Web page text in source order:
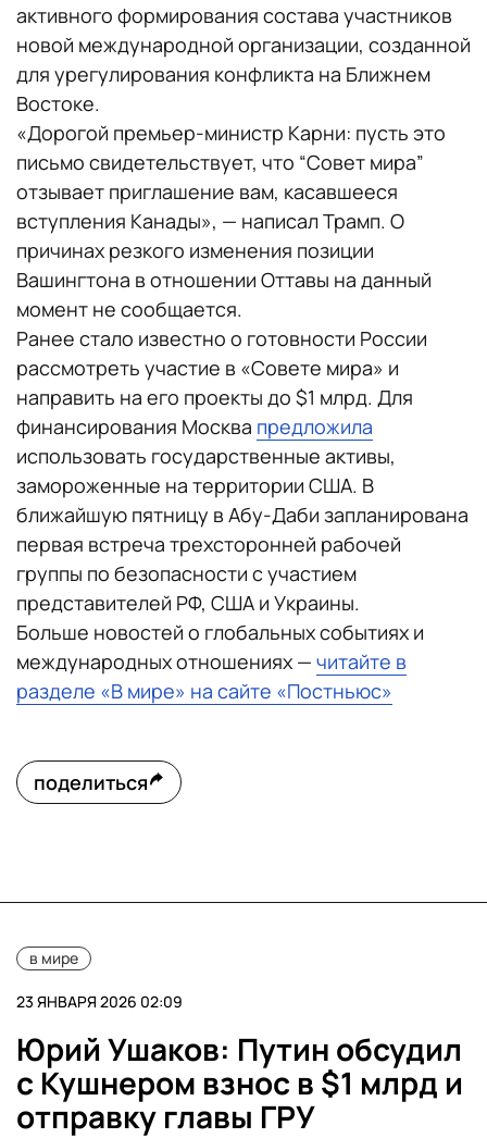
активного формирования состава участников
новой международной организации, созданной
для урегулирования конфликта на Ближнем
Востоке.
«Дорогой премьер-министр Карни: пусть это
письмо свидетельствует, что “Совет мира”
отзывает приглашение вам, касавшееся
вступления Канады», — написал Трамп. О
причинах резкого изменения позиции
Вашингтона в отношении Оттавы на данный
момент не сообщается.
Ранее стало известно о готовности России
рассмотреть участие в «Совете мира» и
направить на его проекты до $1 млрд. Для
финансирования Москва предложила
использовать государственные активы,
замороженные на территории США. В
ближайшую пятницу в Абу-Даби запланирована
первая встреча трехсторонней рабочей
группы по безопасности с участием
представителей РФ, США и Украины.
Больше новостей о глобальных событиях и
международных отношениях — читайте в
разделе «В мире» на сайте «Постньюс»
поделиться
в мире
23 ЯНВАРЯ 2026 02:09
Юрий Ушаков: Путин обсудил
с Кушнером взнос в $1 млрд и
отправку главы ГРУ